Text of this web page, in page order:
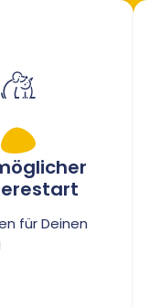
für Deinen